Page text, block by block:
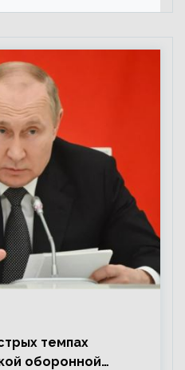
темпах
оборонной